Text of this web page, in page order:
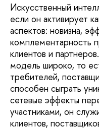
Искусственный
если он активирует
аспектов: новизна,
комплементарность
клиентов и
модель широко, то
требителей,
способен сыграть
сетевые эффекты
участниками, он
клиентов,